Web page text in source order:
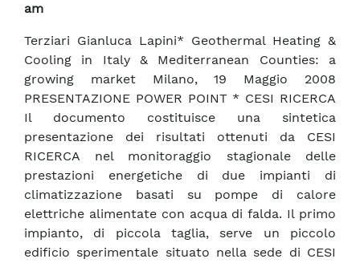
am
Terziari Gianluca Lapini* Geothermal Heating &
Cooling in Italy & Mediterranean Counties: a
growing market Milano, 19 Maggio 2008
PRESENTAZIONE POWER POINT * CESI RICERCA
Il documento costituisce una sintetica
presentazione dei risultati ottenuti da CESI
RICERCA nel monitoraggio stagionale delle
prestazioni energetiche di due impianti di
climatizzazione basati su pompe di calore
elettriche alimentate con acqua di falda. Il primo
impianto, di piccola taglia, serve un piccolo
edificio sperimentale situato nella sede di CESI